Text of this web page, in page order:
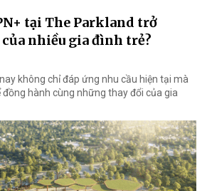
tại The Parkland trở
nhiều gia đình trẻ?
không chỉ đáp ứng nhu cầu hiện tại mà
hành cùng những thay đổi của gia